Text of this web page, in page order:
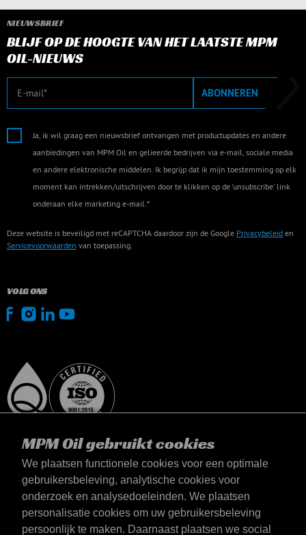
MPM Oil gebruikt cookies
We plaatsen functionele cookies voor een optimale
gebruikersbeleving, analytische cookies voor
onderzoek en analysedoeleinden. We plaatsen
personalisatie cookies om uw gebruikersbeleving
persoonlijk te maken. Daarnaast plaatsen we social
NIEUWSBRIEF
BLIJF OP DE HOOGTE VAN HET LAATSTE MPM
OIL-NIEUWS
E-mail ABONNEREN
Ja, ik wil graag een nieuwsbrief ontvangen met productupdates en andere
aanbiedingen van MPM Oil en gelieerde bedrijven via e-mail, sociale media
en andere elektronische middelen. Ik begrijp dat ik mijn toestemming op elk
moment kan intrekken/uitschrijven door te klikken op de 'unsubscribe' link
onderaan elke marketing e-mail.*
Deze website is beveiligd met reCAPTCHA daardoor zijn de Google Privacybeleid en
Servicevoorwaarden van toepassing.
VOLG ONS
België
Contact